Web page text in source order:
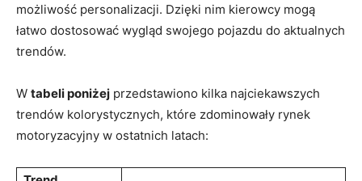
możliwość personalizacji. Dzięki nim kierowcy mogą
łatwo dostosować wygląd swojego pojazdu do aktualnych
trendów.
W tabeli poniżej przedstawiono kilka najciekawszych
trendów kolorystycznych, które zdominowały rynek
motoryzacyjny w ostatnich latach: